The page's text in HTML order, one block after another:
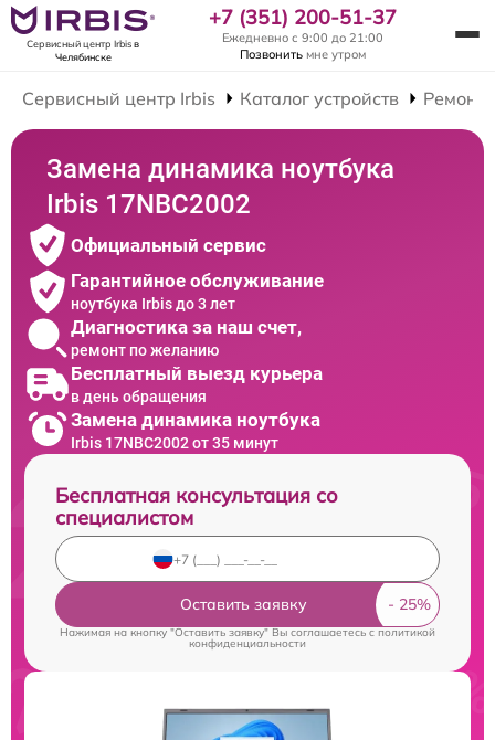
Сервисный центр Irbisв
Челябинске
+7 (351) 200-51-37
Ежедневно с 9:00 до 21:00
Позвонить мне утром
Сервисный центр Irbis Каталог устройств Ремонт
Замена динамика ноутбука
Irbis 17NBC2002
Официальный сервис
Гарантийное обслуживание
ноутбука Irbis до 3 лет
Диагностика за наш счет,
ремонт по желанию
Бесплатный выезд курьера
в день обращения
Замена динамика ноутбука
Irbis 17NBC2002 от 35 минут
Бесплатная консультация со
специалистом
Оставить заявку
Нажимая на кнопку "Оставить заявку" Вы соглашаетесь c политикой
конфиденциальности